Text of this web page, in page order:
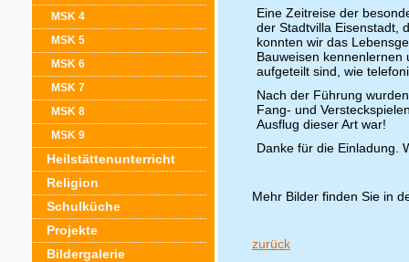
MSK 4
MSK 5
MSK 6
MSK 7
MSK 8
MSK 9
Heilstättenunterricht
Religion
Schulküche
Projekte
Bildergalerie
Eine Zeitreise der
der Stadtvilla Eisenstadt,
konnten wir das
Bauweisen
aufgeteilt sind, wie
Nach der Führung
Fang- und
Ausflug dieser Art war!
Danke für die Einladung.
Mehr Bilder finden Sie in
zurück